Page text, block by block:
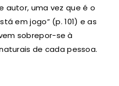
autor, uma vez que é o
em jogo” (p. 101) e as
sobrepor-se à
de cada pessoa.